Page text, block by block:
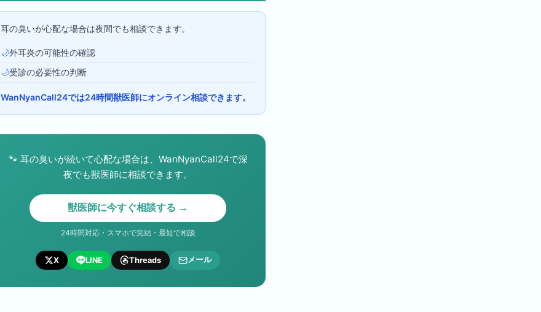
耳の臭いが心配な場合は夜間でも相談できます。
🌙外耳炎の可能性の確認
🌙受診の必要性の判断
WanNyanCall24では24時間獣医師にオンライン相談できます。
🐾 耳の臭いが続いて心配な場合は、WanNyanCall24で深
夜でも獣医師に相談できます。
獣医師に今すぐ相談する →
24時間対応・スマホで完結・最短で相談
X LINE Threads メール